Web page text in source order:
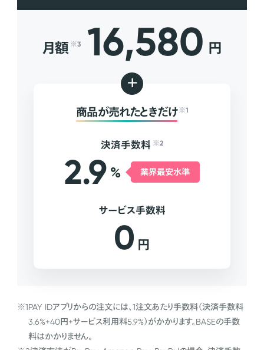
月額 ※3 16,580 円
+
商品が売れたときだけ ※1
決済手数料 ※2
2.9 % 業界最安水準
サービス手数料
0 円
※1PAY IDアプリからの注文には、1注文あたり手数料（決済手数料
3.6%+40円+サービス利用料5.9%）がかかります。BASEの手数
料はかかりません。